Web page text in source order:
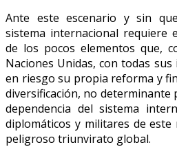
Ante este escenario y sin
sistema internacional requiere
de los pocos elementos que,
Naciones Unidas, con todas
en riesgo su propia reforma y
diversificación, no determinante
dependencia del sistema
diplomáticos y militares de
peligroso triunvirato global.